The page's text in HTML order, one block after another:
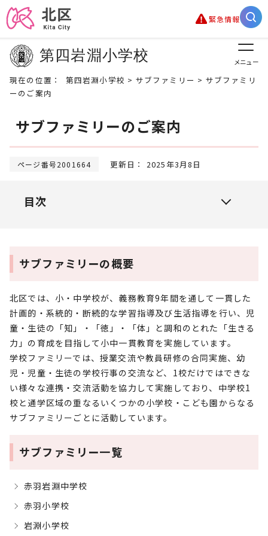
緊急情報
第四岩淵小学校 メニュー
現在の位置： 第四岩淵小学校 > サブファミリー > サブファミリ
ーのご案内
サブファミリーのご案内
ページ番号2001664 更新日： 2025年3月8日
目次
サブファミリーの概要
北区では、小・中学校が、義務教育9年間を通して一貫した
計画的・系統的・断続的な学習指導及び生活指導を行い、児
童・生徒の「知」・「徳」・「体」と調和のとれた「生きる
力」の育成を目指して小中一貫教育を実施しています。
学校ファミリーでは、授業交流や教員研修の合同実施、幼
児・児童・生徒の学校行事の交流など、1校だけではできな
い様々な連携・交流活動を協力して実施しており、中学校1
校と通学区域の重なるいくつかの小学校・こども園からなる
サブファミリーごとに活動しています。
サブファミリー一覧
赤羽岩淵中学校
赤羽小学校
岩淵小学校